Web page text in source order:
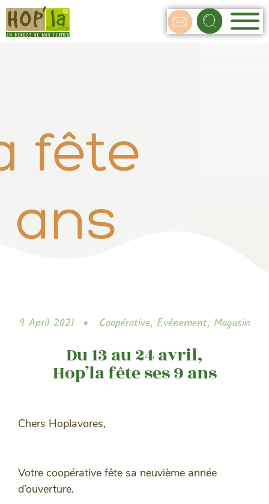
9 April 2021 Coopérative, Evénement, Magasin
Du 13 au 24 avril,
Hop’la fête ses 9 ans
Chers Hoplavores,
Votre coopérative fête sa neuvième année
d’ouverture.